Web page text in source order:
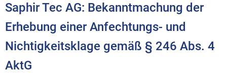
Saphir Tec AG: Bekanntmachung der
Erhebung einer Anfechtungs- und
Nichtigkeitsklage gemäß § 246 Abs. 4
AktG